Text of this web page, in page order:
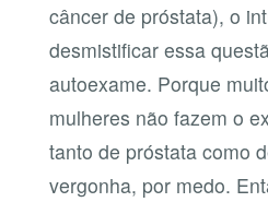
câncer de próstata), o
desmistificar essa
autoexame. Porque
mulheres não fazem o
tanto de próstata como
vergonha, por medo.